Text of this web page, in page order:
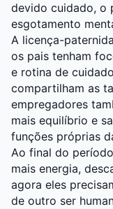
devido cuidado, o
esgotamento
A licença-
os pais tenham
e rotina de
compartilham as
empregadores
mais equilíbrio e
funções próprias
Ao final do
mais energia,
agora eles
de outro ser